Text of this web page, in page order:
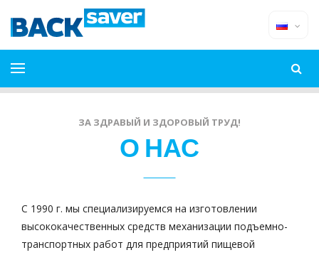
ЗА ЗДРАВЫЙ И ЗДОРОВЫЙ ТРУД!
О НАС
С 1990 г. мы специализируемся на изготовлении
высококачественных средств механизации подъемно-
транспортных работ для предприятий пищевой